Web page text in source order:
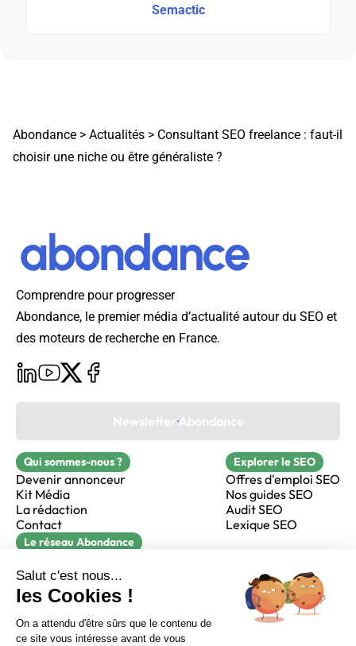
Sur LinkedIn Sur Youtube
Semactic
Abondance > Actualités > Consultant SEO freelance : faut-il
choisir une niche ou être généraliste ?
Comprendre pour progresser
Abondance, le premier média d’actualité autour du SEO et
des moteurs de recherche en France.
Newsletter Abondance
Qui sommes-nous ?
Devenir annonceur
Kit Média
La rédaction
Contact
Explorer le SEO
Offres d'emploi SEO
Nos guides SEO
Audit SEO
Lexique SEO
Le réseau Abondance
Réacteur
alfie formation